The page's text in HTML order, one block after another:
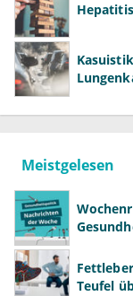
Meistgelesen
Teufel